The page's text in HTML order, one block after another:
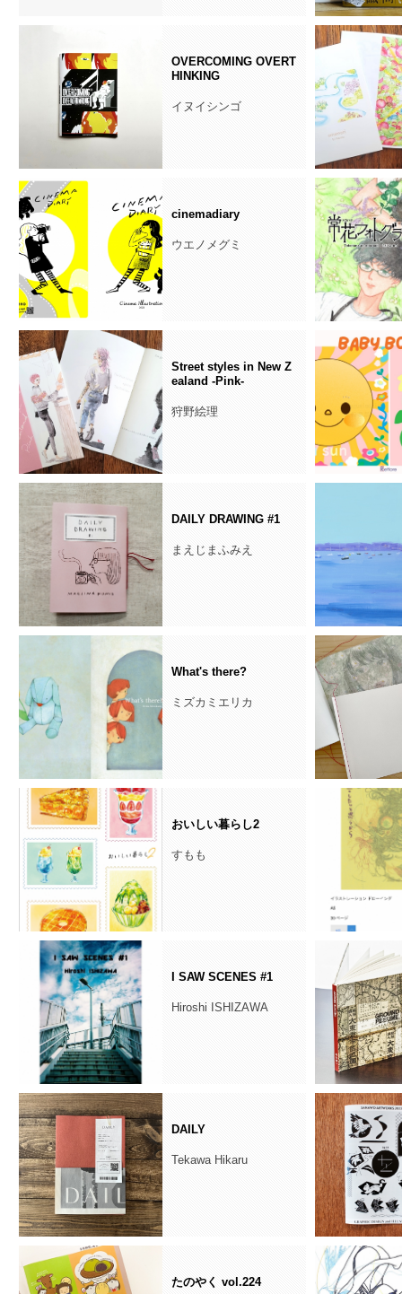
OVERCOMING OVERT
HINKING
イヌイシンゴ
cinemadiary
ウエノメグミ
Street styles in New Z
ealand -Pink-
狩野絵理
DAILY DRAWING #1
まえじまふみえ
What's there?
ミズカミエリカ
おいしい暮らし2
すもも
I SAW SCENES #1
Hiroshi ISHIZAWA
DAILY
Tekawa Hikaru
たのやく vol.224